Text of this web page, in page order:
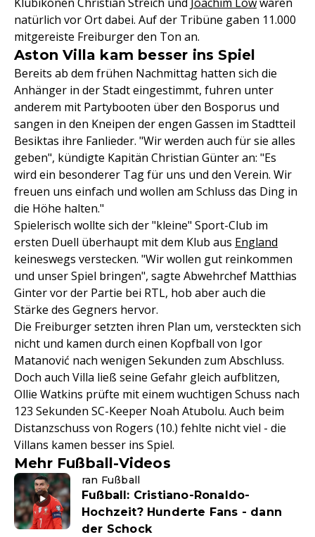
natürlich vor Ort dabei. Auf der Tribüne gaben 11.000
mitgereiste Freiburger den Ton an.
Aston Villa kam besser ins Spiel
Bereits ab dem frühen Nachmittag hatten sich die
Anhänger in der Stadt eingestimmt, fuhren unter
anderem mit Partybooten über den Bosporus und
sangen in den Kneipen der engen Gassen im Stadtteil
Besiktas ihre Fanlieder. "Wir werden auch für sie alles
geben", kündigte Kapitän Christian Günter an: "Es
wird ein besonderer Tag für uns und den Verein. Wir
freuen uns einfach und wollen am Schluss das Ding in
die Höhe halten."
Spielerisch wollte sich der "kleine" Sport-Club im
ersten Duell überhaupt mit dem Klub aus England
keineswegs verstecken. "Wir wollen gut reinkommen
und unser Spiel bringen", sagte Abwehrchef Matthias
Ginter vor der Partie bei RTL, hob aber auch die
Stärke des Gegners hervor.
Die Freiburger setzten ihren Plan um, versteckten sich
nicht und kamen durch einen Kopfball von Igor
Matanović nach wenigen Sekunden zum Abschluss.
Doch auch Villa ließ seine Gefahr gleich aufblitzen,
Ollie Watkins prüfte mit einem wuchtigen Schuss nach
123 Sekunden SC-Keeper Noah Atubolu. Auch beim
Distanzschuss von Rogers (10.) fehlte nicht viel - die
Villans kamen besser ins Spiel.
Mehr Fußball-Videos
ran Fußball
Fußball: Cristiano-Ronaldo-
Hochzeit? Hunderte Fans - dann
der Schock